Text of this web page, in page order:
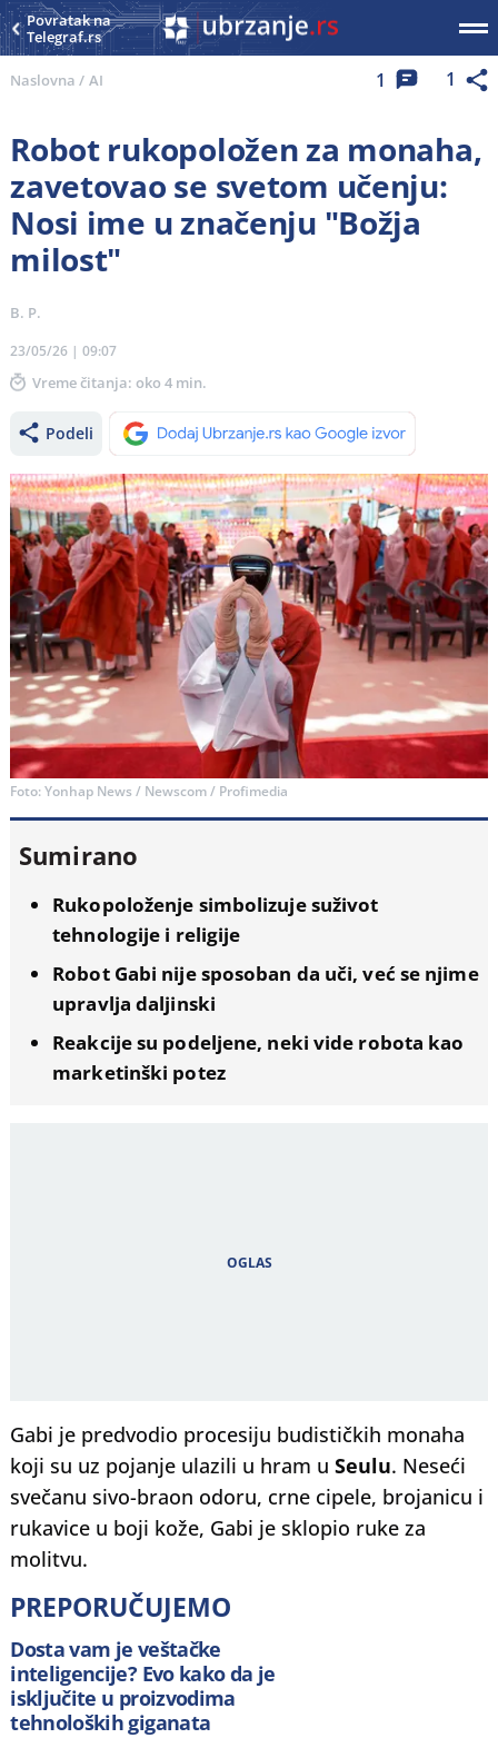
Povratak na
Telegraf.rs
Naslovna / AI 1 1
Robot rukopoložen za monaha,
zavetovao se svetom učenju:
Nosi ime u značenju "Božja
milost"
B. P.
23/05/26 | 09:07
Vreme čitanja: oko 4 min.
Podeli
Foto: Yonhap News / Newscom / Profimedia
Sumirano
Rukopoloženje simbolizuje suživot
tehnologije i religije
Robot Gabi nije sposoban da uči, već se njime
upravlja daljinski
Reakcije su podeljene, neki vide robota kao
marketinški potez
Gabi je predvodio procesiju budističkih monaha
koji su uz pojanje ulazili u hram uSeulu. Neseći
svečanu sivo-braon odoru, crne cipele, brojanicu i
rukavice u boji kože, Gabi je sklopio ruke za
molitvu.
PREPORUČUJEMO
Dosta vam je veštačke
inteligencije? Evo kako da je
isključite u proizvodima
tehnoloških giganata